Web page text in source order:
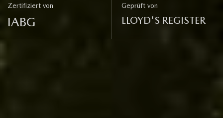
Zertifiziert von
IABG
Geprüft von
LLOYD'S REGISTER